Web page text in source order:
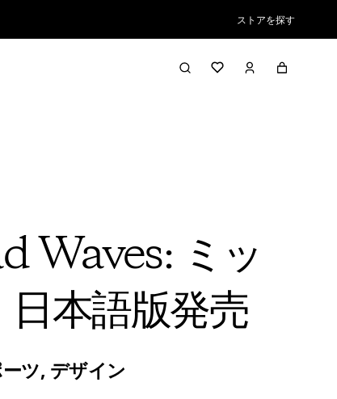
ストアを探す
Waves: ミッ
本語版発売
ツ, デザイン